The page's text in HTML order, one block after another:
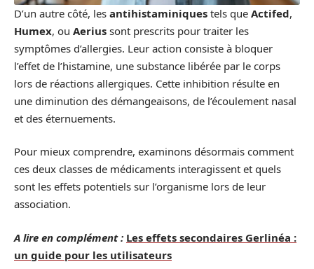
D’un autre côté, les antihistaminiques tels que Actifed,
Humex, ou Aerius sont prescrits pour traiter les
symptômes d’allergies. Leur action consiste à bloquer
l’effet de l’histamine, une substance libérée par le corps
lors de réactions allergiques. Cette inhibition résulte en
une diminution des démangeaisons, de l’écoulement nasal
et des éternuements.
Pour mieux comprendre, examinons désormais comment
ces deux classes de médicaments interagissent et quels
sont les effets potentiels sur l’organisme lors de leur
association.
A lire en complément : Les effets secondaires Gerlinéa :
un guide pour les utilisateurs